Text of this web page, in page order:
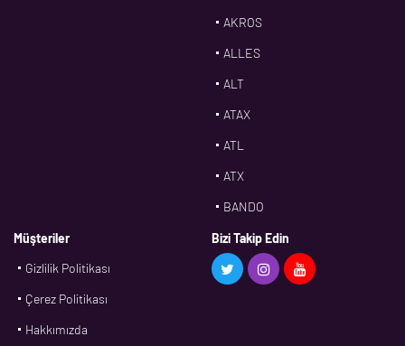
AKROS
ALLES
ALT
ATAX
ATL
ATX
BANDO
BMS
CDF
Müşteriler
Gizlilik Politikası
Çerez Politikası
Hakkımızda
Bizi Takip Edin